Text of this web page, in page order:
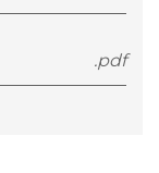
.pdf